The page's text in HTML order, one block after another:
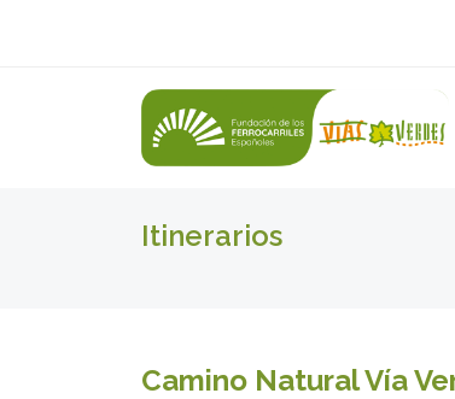
Itinerarios
Camino Natural Vía